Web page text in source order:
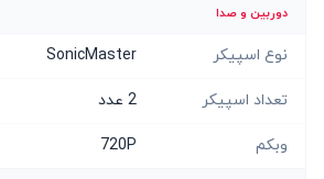
دوربین و صدا
نوع اسپیکر SonicMaster
تعداد اسپیکر 2 عدد
وبکم 720P